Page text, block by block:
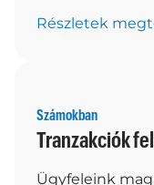
Részletek
Számokban
Tranzakciók
Ügyfeleink